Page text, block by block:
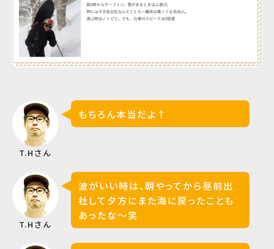
T.Hさん
もちろん本当だよ↑
T.Hさん
波がいい時は、朝やってから昼前出
社して夕方にまた海に戻ったことも
あったな〜笑